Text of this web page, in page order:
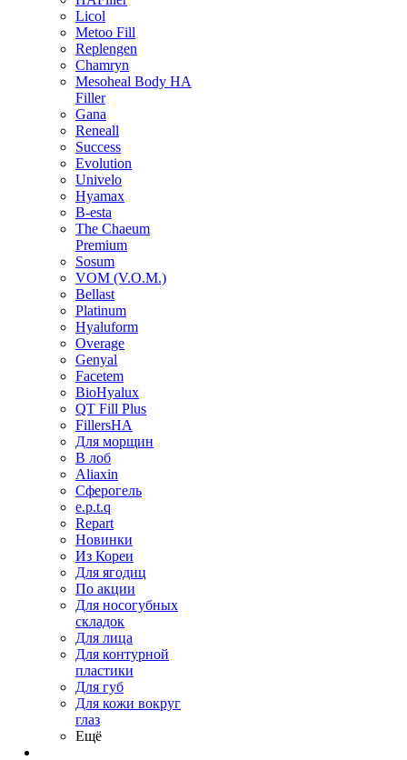
Licol
Metoo Fill
Replengen
Chamryn
Mesoheal Body HA
Filler
Gana
Reneall
Success
Evolution
Univelo
Hyamax
B-esta
The Chaeum
Premium
Sosum
VOM (V.O.M.)
Bellast
Platinum
Hyaluform
Overage
Genyal
Facetem
BioHyalux
QT Fill Plus
FillersHA
Для морщин
В лоб
Aliaxin
Сферогель
e.p.t.q
Repart
Новинки
Из Кореи
Для ягодиц
По акции
Для носогубных
складок
Для лица
Для контурной
пластики
Для губ
Для кожи вокруг
глаз
Ещё